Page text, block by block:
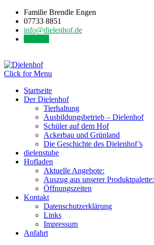
Familie Brendle Engen
07733 8851
info@dielenhof.de
Click for Menu
Startseite
Der Dielenhof
Tierhaltung
Ausbildungsbetrieb – Dielenhof
Schüler auf dem Hof
Ackerbau und Grünland
Die Geschichte des Dielenhof’s
dielenstube
Hofladen
Aktuelle Angebote:
Auszug aus unserer Produktpalette:
Öffnungszeiten
Kontakt
Datenschutzerklärung
Links
Impressum
Anfahrt